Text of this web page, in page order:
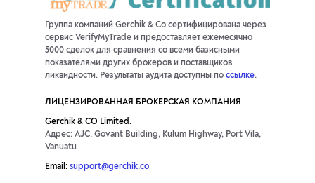
Группа компаний Gerchik & Co сертифицирована через
сервис VerifyMyTrade и предоставляет ежемесячно
5000 сделок для сравнения со всеми базисными
показателями других брокеров и поставщиков
ликвидности. Результаты аудита доступны по ссылке.
ЛИЦЕНЗИРОВАННАЯ БРОКЕРСКАЯ КОМПАНИЯ
Gerchik & CO Limited.
Адрес: AJC, Govant Building, Kulum Highway, Port Vila,
Vanuatu
Email: support@gerchik.co